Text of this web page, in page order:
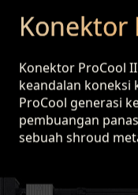
Konektor
Konektor ProCool
keandalan koneksi
ProCool generasi
pembuangan
sebuah shroud